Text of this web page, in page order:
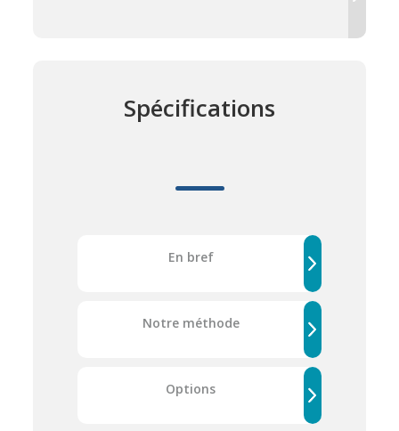
Spécifications
En bref
Notre méthode
Options